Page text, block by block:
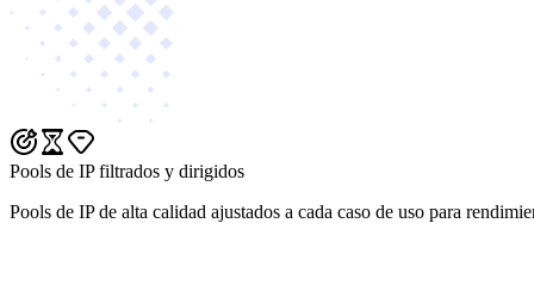
Pools de IP filtrados y dirigidos
Pools de IP de alta calidad ajustados a cada caso de uso para